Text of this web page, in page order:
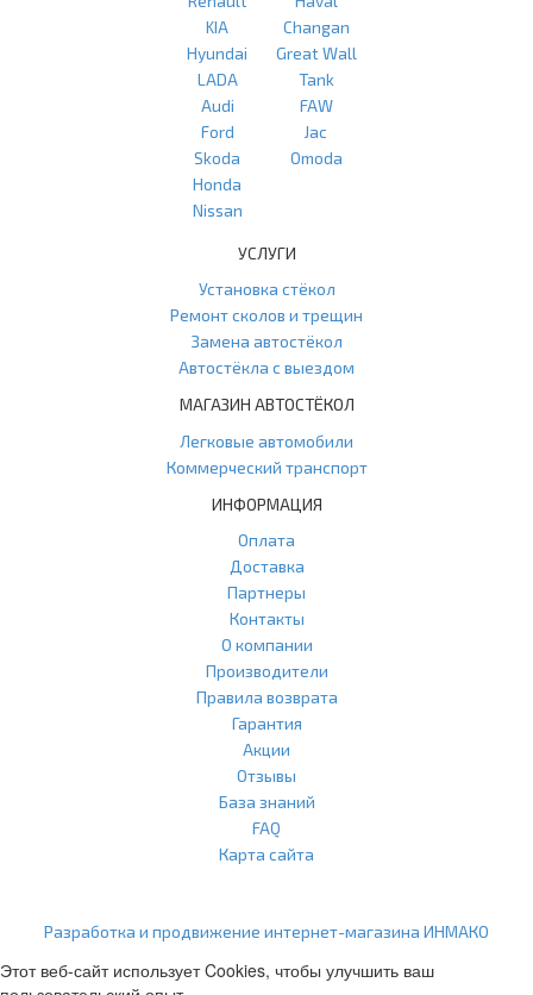
KIA
Hyundai
LADA
Audi
Ford
Skoda
Honda
Nissan
Changan
Great Wall
Tank
FAW
Jac
Omoda
УСЛУГИ
Установка стёкол
Ремонт сколов и трещин
Замена автостёкол
Автостёкла с выездом
МАГАЗИН АВТОСТЁКОЛ
Легковые автомобили
Коммерческий транспорт
ИНФОРМАЦИЯ
Оплата
Доставка
Партнеры
Контакты
О компании
Производители
Правила возврата
Гарантия
Акции
Отзывы
База знаний
FAQ
Карта сайта
Разработка и продвижение интернет-магазина ИНМАКО
Этот веб-сайт использует Cookies, чтобы улучшить ваш